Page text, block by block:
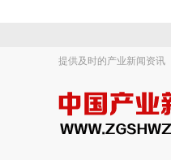
提供及时的产业新闻资讯